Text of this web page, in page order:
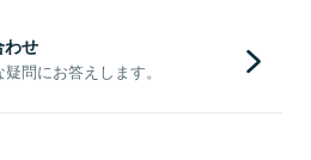
わせ
問にお答えします。